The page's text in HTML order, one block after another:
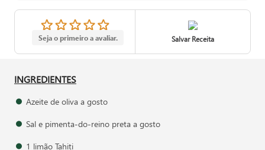
Seja o primeiro a avaliar. Salvar Receita
INGREDIENTES
Azeite de oliva a gosto
Sal e pimenta-do-reino preta a gosto
1 limão Tahiti